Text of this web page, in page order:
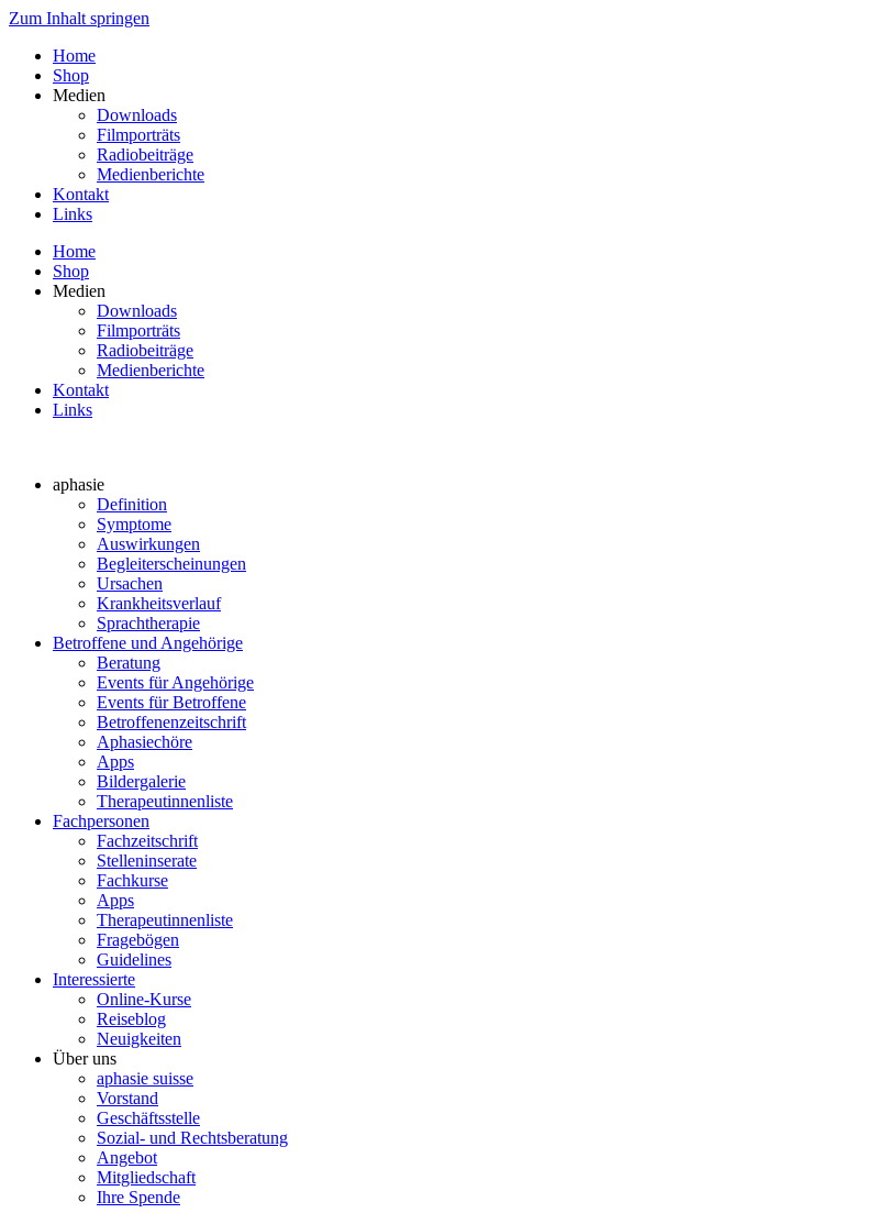
Zum Inhalt springen
Home
Shop
Medien
Downloads
Filmporträts
Radiobeiträge
Medienberichte
Kontakt
Links
Home
Shop
Medien
Downloads
Filmporträts
Radiobeiträge
Medienberichte
Kontakt
Links
aphasie
Definition
Symptome
Auswirkungen
Begleiterscheinungen
Ursachen
Krankheitsverlauf
Sprachtherapie
Betroffene und Angehörige
Beratung
Events für Angehörige
Events für Betroffene
Betroffenenzeitschrift
Aphasiechöre
Apps
Bildergalerie
Therapeutinnenliste
Fachpersonen
Fachzeitschrift
Stelleninserate
Fachkurse
Apps
Therapeutinnenliste
Fragebögen
Guidelines
Interessierte
Online-Kurse
Reiseblog
Neuigkeiten
Über uns
aphasie suisse
Vorstand
Geschäftsstelle
Sozial- und Rechtsberatung
Angebot
Mitgliedschaft
Ihre Spende